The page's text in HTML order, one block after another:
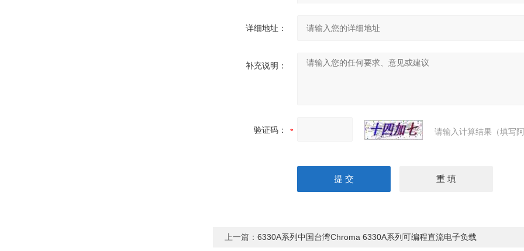
详细地址：
补充说明：
验证码： 请输入计算结果（填写
上一篇： 6330A系列中国台湾Chroma 6330A系列可编程直流电子负载